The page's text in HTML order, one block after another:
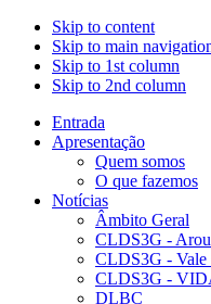
Skip to content
Skip to main
Skip to 1st column
Skip to 2nd column
Entrada
Apresentação
Quem somos
O que fazemos
Notícias
Âmbito Geral
CLDS3G -
CLDS3G - Vale
CLDS3G -
DLBC